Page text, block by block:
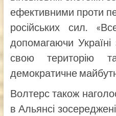
ефективними проти
російських сил.
допомагаючи
свою територію
демократичне
Волтерс також
в Альянсі